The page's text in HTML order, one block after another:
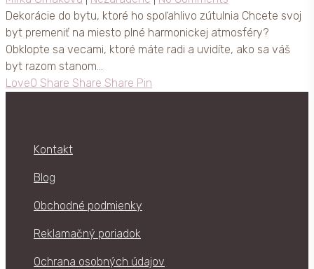
Dekorácie do bytu, ktoré ho spoľahlivo zútulnia Chcete svoj
byt premeniť na miesto plné harmonickej atmosféry?
Obklopte sa vecami, ktoré máte radi a uvidíte, ako sa váš
byt razom stanom…
Love0 Share Share Share Pin
Kontakt
Blog
Obchodné podmienky
Reklamačný poriadok
Ochrana osobných údajov